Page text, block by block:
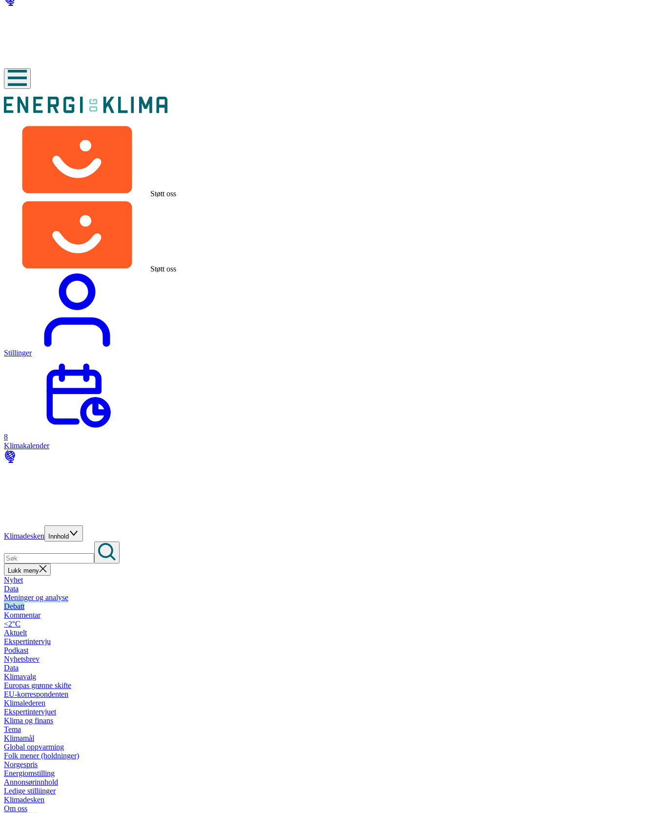
Støtt oss
Støtt oss
Stillinger
8
Klimakalender
Klimadesken Innhold
Lukk meny
Nyhet
Data
Meninger og analyse
Debatt
Kommentar
<2°C
Aktuelt
Ekspertintervju
Podkast
Nyhetsbrev
Data
Klimavalg
Europas grønne skifte
EU-korrespondenten
Klimalederen
Ekspertintervjuet
Klima og finans
Tema
Klimamål
Global oppvarming
Folk mener (holdninger)
Norgespris
Energiomstilling
Annonsørinnhold
Ledige stilliinger
Klimadesken
Om oss